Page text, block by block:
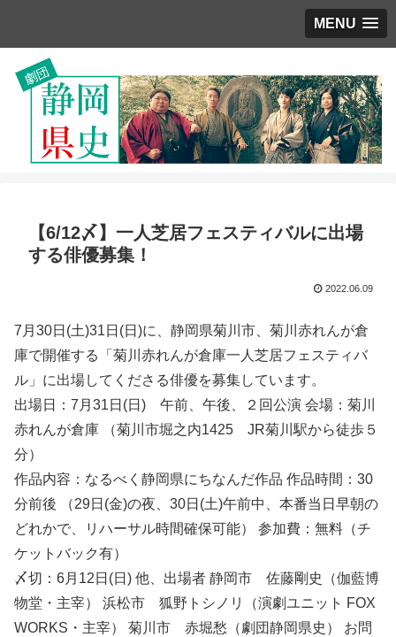
MENU
【6/12〆】一人芝居フェスティバルに出場
する俳優募集！
2022.06.09
7月30日(土)31日(日)に、静岡県菊川市、菊川赤れんが倉
庫で開催する「菊川赤れんが倉庫一人芝居フェスティバ
ル」に出場してくださる俳優を募集しています。
出場日：7月31日(日) 午前、午後、２回公演 会場：菊川
赤れんが倉庫 （菊川市堀之内1425 JR菊川駅から徒歩５
分）
作品内容：なるべく静岡県にちなんだ作品 作品時間：30
分前後 （29日(金)の夜、30日(土)午前中、本番当日早朝の
どれかで、リハーサル時間確保可能） 参加費：無料（チ
ケットバック有）
〆切：6月12日(日) 他、出場者 静岡市 佐藤剛史（伽藍博
物堂・主宰） 浜松市 狐野トシノリ（演劇ユニット FOX
WORKS・主宰） 菊川市 赤堀愁（劇団静岡県史） お問